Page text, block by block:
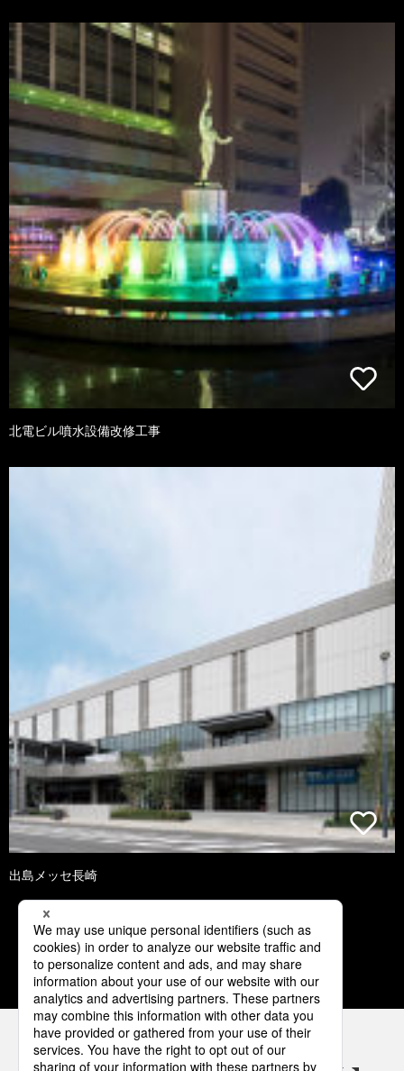
北電ビル噴水設備改修工事
出島メッセ長崎
2 3 4 5 6
パナソニックの電気設備 SNSアカウント